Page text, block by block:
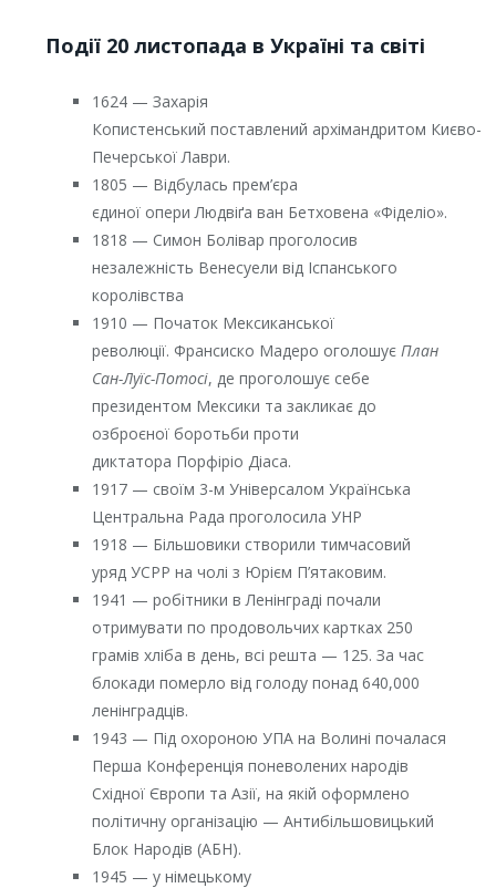
Події 20 листопада в Україні та світі
1624 — Захарія
Копистенський поставлений архімандритом Києво-
Печерської Лаври.
1805 — Відбулась прем’єра
єдиної опери Людвіґа ван Бетховена «Фіделіо».
1818 — Симон Болівар проголосив
незалежність Венесуели від Іспанського
королівства
1910 — Початок Мексиканської
революції. Франсиско Мадеро оголошує План
Сан-Луїс-Потосі, де проголошує себе
президентом Мексики та закликає до
озброєної боротьби проти
диктатора Порфіріо Діаса.
1917 — своїм 3-м Універсалом Українська
Центральна Рада проголосила УНР
1918 — Більшовики створили тимчасовий
уряд УСРР на чолі з Юрієм П’ятаковим.
1941 — робітники в Ленінграді почали
отримувати по продовольчих картках 250
грамів хліба в день, всі решта — 125. За час
блокади померло від голоду понад 640,000
ленінградців.
1943 — Під охороною УПА на Волині почалася
Перша Конференція поневолених народів
Східної Європи та Азії, на якій оформлено
політичну організацію — Антибільшовицький
Блок Народів (АБН).
1945 — у німецькому